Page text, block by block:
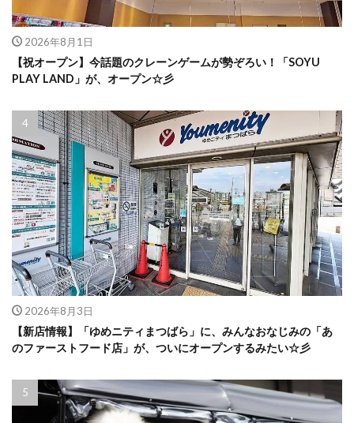
2026年8月1日
【祝オープン】今話題のクレーンゲームが勢ぞろい！「SOYU
PLAY LAND」が、オープン☆彡
2026年8月3日
【新店情報】「ゆめニティまつばら」に、みんなおなじみの「あ
のファーストフード店」が、ついにオープンするみたい☆彡